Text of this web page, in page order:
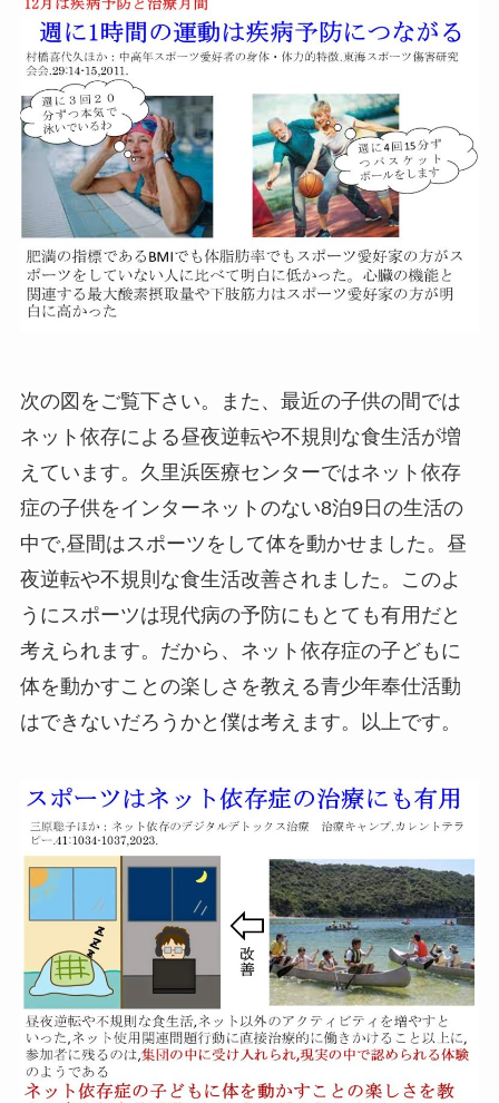
次の図をご覧下さい。また、最近の子供の間では
ネット依存による昼夜逆転や不規則な食生活が増
えています。久里浜医療センターではネット依存
症の子供をインターネットのない8泊9日の生活の
中で,昼間はスポーツをして体を動かせました。昼
夜逆転や不規則な食生活改善されました。このよ
うにスポーツは現代病の予防にもとても有用だと
考えられます。だから、ネット依存症の子どもに
体を動かすことの楽しさを教える青少年奉仕活動
はできないだろうかと僕は考えます。以上です。